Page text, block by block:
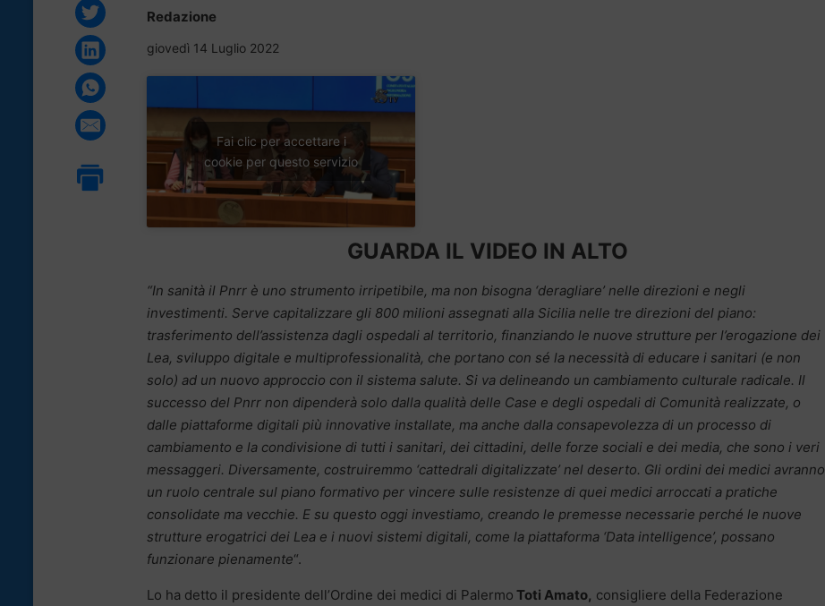
Redazione
giovedì 14 Luglio 2022
Fai clic per accettare i
cookie per questo servizio
GUARDA IL VIDEO IN ALTO
“In sanità il Pnrr è uno strumento irripetibile, ma non bisogna ‘deragliare’ nelle direzioni e negli
investimenti. Serve capitalizzare gli 800 milioni assegnati alla Sicilia nelle tre direzioni del piano:
trasferimento dell’assistenza dagli ospedali al territorio, finanziando le nuove strutture per l’erogazione dei
Lea, sviluppo digitale e multiprofessionalità, che portano con sé la necessità di educare i sanitari (e non
solo) ad un nuovo approccio con il sistema salute. Si va delineando un cambiamento culturale radicale. Il
successo del Pnrr non dipenderà solo dalla qualità delle Case e degli ospedali di Comunità realizzate, o
dalle piattaforme digitali più innovative installate, ma anche dalla consapevolezza di un processo di
cambiamento e la condivisione di tutti i sanitari, dei cittadini, delle forze sociali e dei media, che sono i veri
messaggeri. Diversamente, costruiremmo ‘cattedrali digitalizzate’ nel deserto. Gli ordini dei medici avranno
un ruolo centrale sul piano formativo per vincere sulle resistenze di quei medici arroccati a pratiche
consolidate ma vecchie. E su questo oggi investiamo, creando le premesse necessarie perché le nuove
strutture erogatrici dei Lea e i nuovi sistemi digitali, come la piattaforma ‘Data intelligence’, possano
funzionare pienamente“.
Lo ha detto il presidente dell’Ordine dei medici di Palermo Toti Amato, consigliere della Federazione